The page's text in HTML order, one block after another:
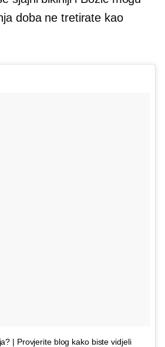
doba ne tretirate kao
| Provjerite blog kako biste vidjeli